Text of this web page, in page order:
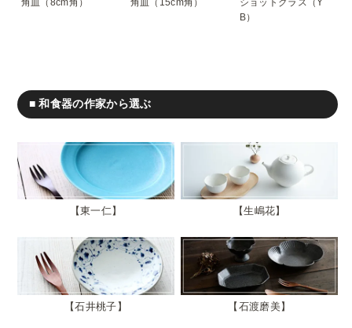
B）
■ 和食器の作家から選ぶ
東一仁 生嶋花
石井桃子 石渡磨美